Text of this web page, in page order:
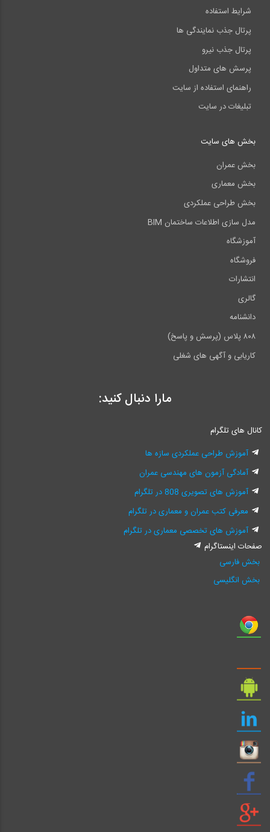
شرایط استفاده
پرتال جذب نمایندگی ها
پرتال جذب نیرو
پرسش های متداول
راهنمای استفاده از سایت
تبلیغات در سایت
بخش های سایت
بخش عمران
بخش معماری
بخش طراحی عملکردی
مدل سازی اطلاعات ساختمان BIM
آموزشگاه
فروشگاه
انتشارات
گالری
دانشنامه
۸۰۸ پلاس (پرسش و پاسخ)
کاریابی و آگهی های شغلی
مارا دنبال کنید:
کانال های تلگرام
آموزش طراحی عملکردی سازه ها
آمادگی آزمون های مهندسی عمران
آموزش های تصویری 808 در تلگرام
معرفی کتب عمران و معماری در تلگرام
آموزش های تخصصی معماری در تلگرام
صفحات اینستاگرام
بخش فارسی
بخش انگلیسی